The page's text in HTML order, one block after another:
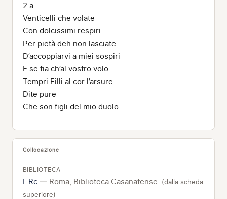
2.a
Venticelli che volate
Con dolcissimi respiri
Per pietà deh non lasciate
D’accoppiarvi a miei sospiri
E se fia ch’al vostro volo
Tempri Filli al cor l’arsure
Dite pure
Che son figli del mio duolo.
Collocazione
BIBLIOTECA
I-Rc — Roma, Biblioteca Casanatense
(dalla scheda
superiore)